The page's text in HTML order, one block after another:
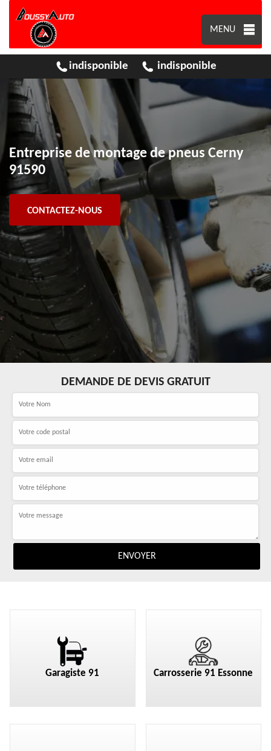
MENU
indisponible indisponible
Entreprise de montage de pneus Cerny
91590
CONTACTEZ-NOUS
DEMANDE DE DEVIS GRATUIT
Garagiste 91 Carrosserie 91 Essonne